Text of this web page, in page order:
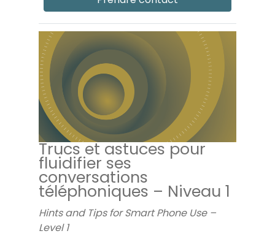
Trucs et astuces pour
fluidifier ses
conversations
téléphoniques – Niveau 1
Hints and Tips for Smart Phone Use –
Level 1